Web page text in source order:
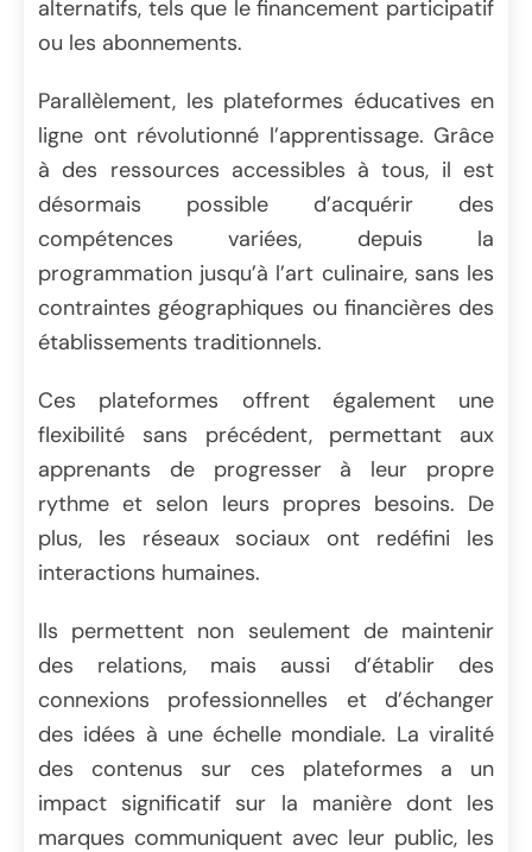
alternatifs, tels que le financement participatif
ou les abonnements.
Parallèlement, les plateformes éducatives en
ligne ont révolutionné l’apprentissage. Grâce
à des ressources accessibles à tous, il est
désormais possible d’acquérir des
compétences variées, depuis la
programmation jusqu’à l’art culinaire, sans les
contraintes géographiques ou financières des
établissements traditionnels.
Ces plateformes offrent également une
flexibilité sans précédent, permettant aux
apprenants de progresser à leur propre
rythme et selon leurs propres besoins. De
plus, les réseaux sociaux ont redéfini les
interactions humaines.
Ils permettent non seulement de maintenir
des relations, mais aussi d’établir des
connexions professionnelles et d’échanger
des idées à une échelle mondiale. La viralité
des contenus sur ces plateformes a un
impact significatif sur la manière dont les
marques communiquent avec leur public, les